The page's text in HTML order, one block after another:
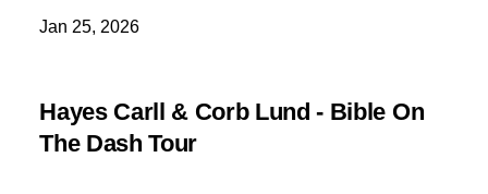
Jan 25, 2026
Hayes Carll & Corb Lund - Bible On
The Dash Tour